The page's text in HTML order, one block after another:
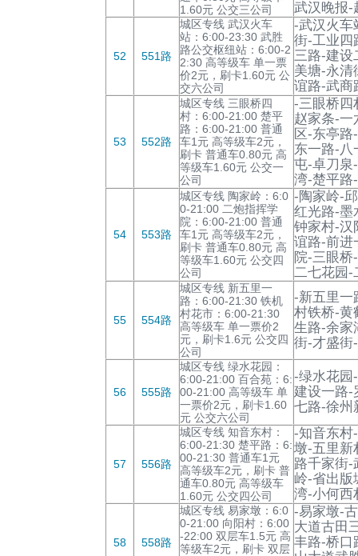
1.60元 公交三公司
武汉晚报-
52 551路
城区专线 武汉火车
站：6:00-23:30 武胜
路公交枢纽站：6:00-2
2:30 高等级车 单一票
价2元，刷卡1.60元 公
交六公司
-武汉火车
街-工业四
三路-建设
美塘-永清
谊路-武商
53 552路
城区专线 三眼桥四
村：6:00-21:00 楚平
路：6:00-21:00 普通
车1元 高等级车2元，
刷卡 普通车0.80元 高
等级车1.60元 公交一
公司
-三眼桥四
赵家条-一
区-东亭
东一路-八
屯-卓刀泉
湾-楚平路-
54 553路
城区专线 陶家岭：6:0
0-21:00 二炮指挥学
院：6:00-21:00 普通
车1元 高等级车2元，
刷卡 普通车0.80元 高
等级车1.60元 公交四
公司
-陶家岭-
红光路-墨
钟家村-汉
谊路-前进
院-三眼
二七花园-
55 554路
城区专线 新五里一
路：6:00-21:30 铁机
村花市：6:00-21:30
高等级车 单一票价2
元，刷卡1.6元 公交四
公司
-新五里一
村铁桥-黄
生路-余家
街-才盛街
56 555路
城区专线 绿水花园：
6:00-21:00 百合苑：6:
00-21:00 高等级车 单
一票价2元，刷卡1.60
元 公交六公司
-绿水花园
建设一路-
七路-徐州
57 556路
城区专线 知音东村：
6:00-21:30 楚平路：6:
00-21:30 普通车1元
高等级车2元，刷卡 普
通车0.80元 高等级车
1.60元 公交四公司
-知音东村
墩-五里新
路千家街-
岭-省出版
湾-小何西
58 558路
城区专线 易家墩：6:0
0-21:00 向阳村：6:00
-22:00 双层车1.5元 高
等级车2元，刷卡 双层
-易家墩-
大道古田
丰路-桥口